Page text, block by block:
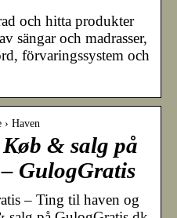
och hitta produkter
sängar och madrasser,
förvaringssystem och
Haven
& salg på
GulogGratis
– Ting til haven og